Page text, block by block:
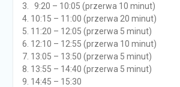
3. 9:20 – 10:05 (przerwa 10 minut)
4. 10:15 – 11:00 (przerwa 20 minut)
5. 11:20 – 12:05 (przerwa 5 minut)
6. 12:10 – 12:55 (przerwa 10 minut)
7. 13:05 – 13:50 (przerwa 5 minut)
8. 13:55 – 14:40 (przerwa 5 minut)
9. 14:45 – 15:30